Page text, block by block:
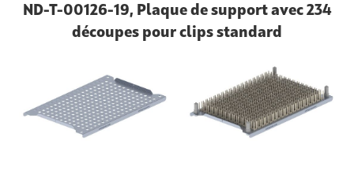
ND-T-00126-19, Plaque de support avec 234
découpes pour clips standard